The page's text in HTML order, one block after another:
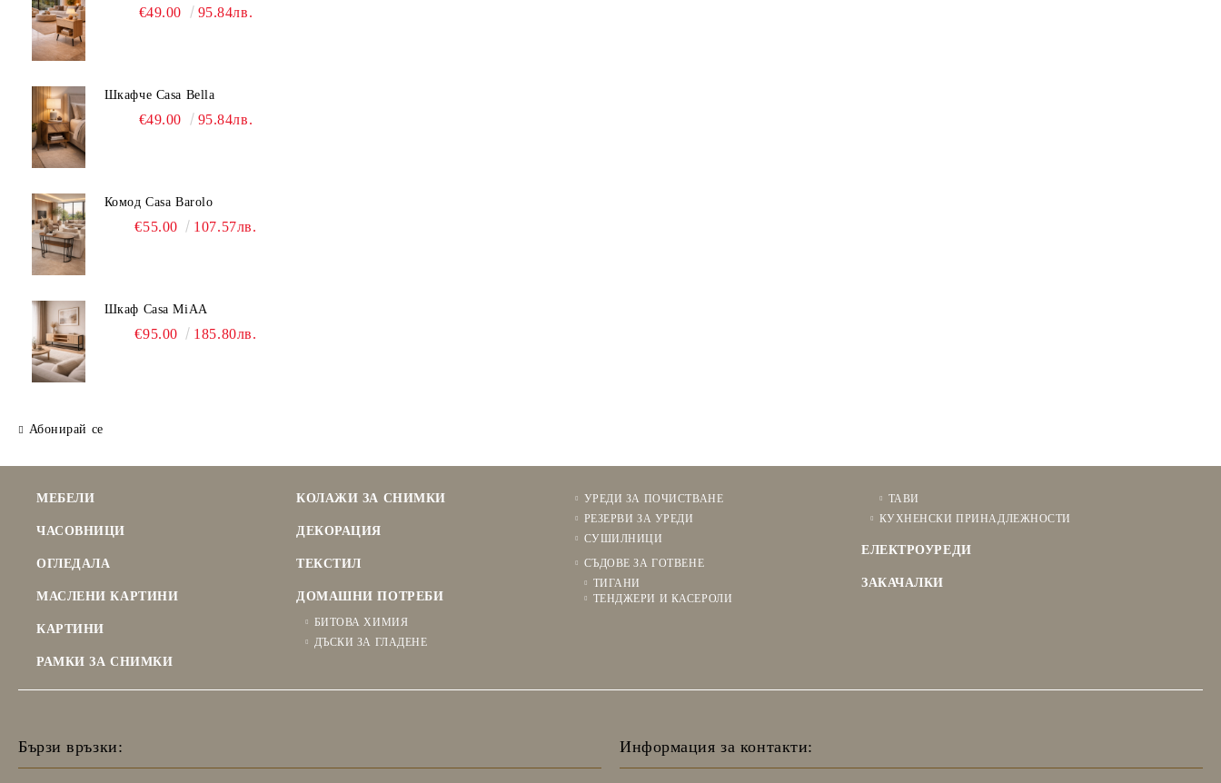
€49.00 95.84лв.
Шкафче Casa Bella
€49.00 95.84лв.
Комод Casa Barolo
€55.00 107.57лв.
Шкаф Casa MiAA
€95.00 185.80лв.
Абонирай се
МЕБЕЛИ
ЧАСОВНИЦИ
ОГЛЕДАЛА
МАСЛЕНИ КАРТИНИ
КАРТИНИ
РАМКИ ЗА СНИМКИ
КОЛАЖИ ЗА СНИМКИ
ДЕКОРАЦИЯ
ТЕКСТИЛ
ДОМАШНИ ПОТРЕБИ
БИТОВА ХИМИЯ
ДЪСКИ ЗА ГЛАДЕНЕ
УРЕДИ ЗА ПОЧИСТВАНЕ
РЕЗЕРВИ ЗА УРЕДИ
СУШИЛНИЦИ
СЪДОВЕ ЗА ГОТВЕНЕ
ТИГАНИ
ТЕНДЖЕРИ И КАСЕРОЛИ
ТАВИ
КУХНЕНСКИ ПРИНАДЛЕЖНОСТИ
ЕЛЕКТРОУРЕДИ
ЗАКАЧАЛКИ
Бързи връзки: Информация за контакти: